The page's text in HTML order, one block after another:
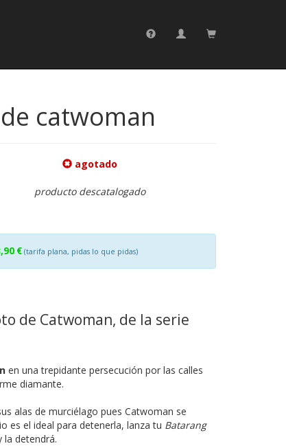
catwoman
agotado
producto descatalogado
€ (tarifa plana, pidas lo que pidas)
de Catwoman, de la serie
en una trepidante persecución por las calles
diamante.
alas de murciélago pues Catwoman se
es el ideal para detenerla, lanza tu Batarang
la detendrá.